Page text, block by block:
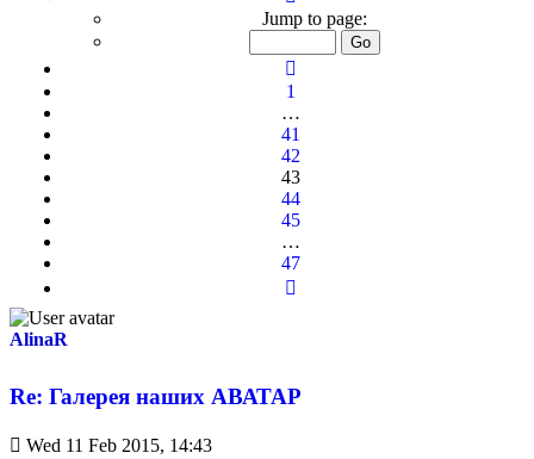
43
of
47
Jump to page:
1
…
41
42
43
44
45
…
47
AlinaR
Re: Галерея наших АВАТАР
Unread
Wed 11 Feb 2015, 14:43